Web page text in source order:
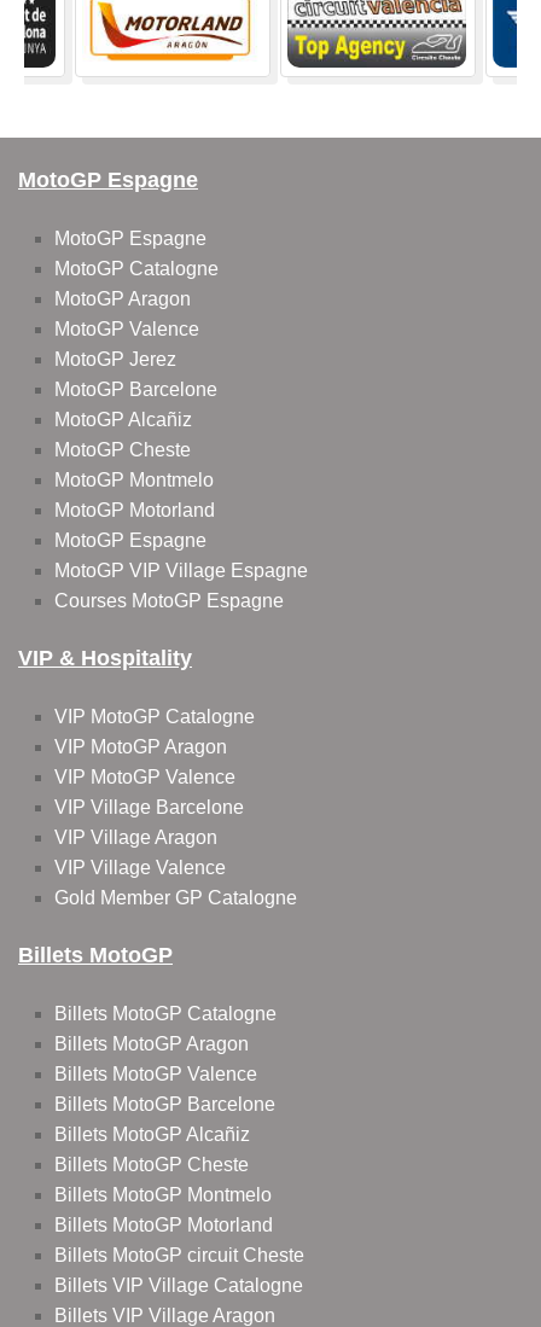
MotoGP Espagne
MotoGP Espagne
MotoGP Catalogne
MotoGP Aragon
MotoGP Valence
MotoGP Jerez
MotoGP Barcelone
MotoGP Alcañiz
MotoGP Cheste
MotoGP Montmelo
MotoGP Motorland
MotoGP Espagne
MotoGP VIP Village Espagne
Courses MotoGP Espagne
VIP & Hospitality
VIP MotoGP Catalogne
VIP MotoGP Aragon
VIP MotoGP Valence
VIP Village Barcelone
VIP Village Aragon
VIP Village Valence
Gold Member GP Catalogne
Billets MotoGP
Billets MotoGP Catalogne
Billets MotoGP Aragon
Billets MotoGP Valence
Billets MotoGP Barcelone
Billets MotoGP Alcañiz
Billets MotoGP Cheste
Billets MotoGP Montmelo
Billets MotoGP Motorland
Billets MotoGP circuit Cheste
Billets VIP Village Catalogne
Billets VIP Village Aragon